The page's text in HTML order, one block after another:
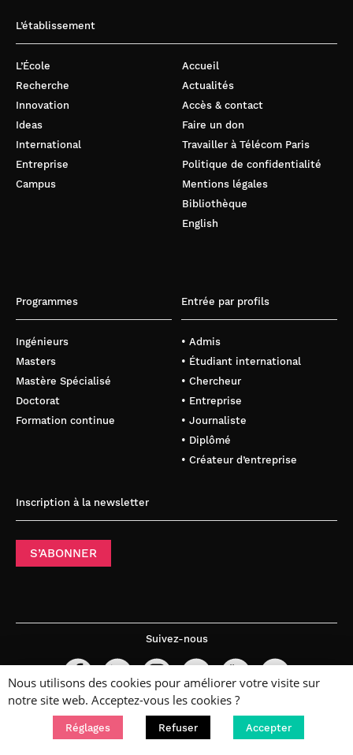
L’établissement
L’École
Recherche
Innovation
Ideas
International
Entreprise
Campus
Accueil
Actualités
Accès & contact
Faire un don
Travailler à Télécom Paris
Politique de confidentialité
Mentions légales
Bibliothèque
English
Programmes
Ingénieurs
Masters
Mastère Spécialisé
Doctorat
Formation continue
Entrée par profils
• Admis
• Étudiant international
• Chercheur
• Entreprise
• Journaliste
• Diplômé
• Créateur d’entreprise
Inscription à la newsletter
S’ABONNER
Suivez-nous
Nous utilisons des cookies pour améliorer votre visite sur
notre site web. Acceptez-vous les cookies ?
Réglages Refuser Accepter